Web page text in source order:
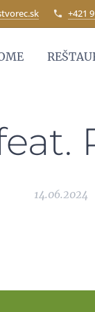
+421
14.06.2024